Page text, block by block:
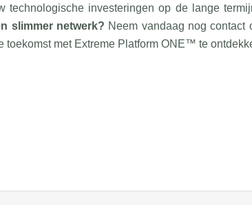
technologische investeringen op de lange
slimmer netwerk? Neem vandaag nog contact
toekomst met Extreme Platform ONE™ te